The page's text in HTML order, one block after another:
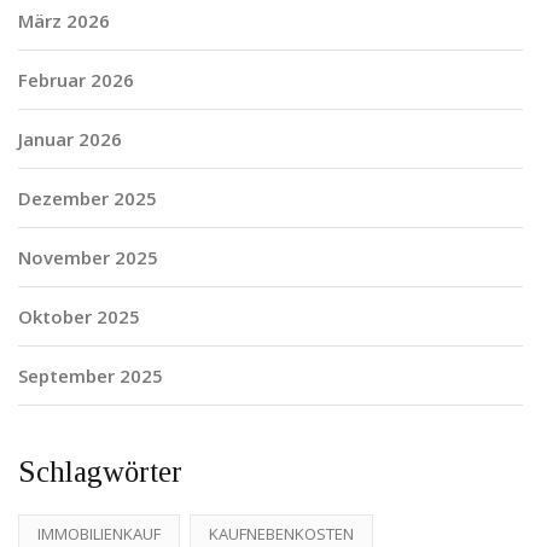
März 2026
Februar 2026
Januar 2026
Dezember 2025
November 2025
Oktober 2025
September 2025
Schlagwörter
IMMOBILIENKAUF KAUFNEBENKOSTEN